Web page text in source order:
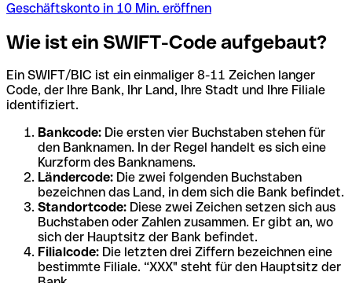
Geschäftskonto in 10 Min. eröffnen
Wie ist ein SWIFT-Code aufgebaut?
Ein SWIFT/BIC ist ein einmaliger 8-11 Zeichen langer
Code, der Ihre Bank, Ihr Land, Ihre Stadt und Ihre Filiale
identifiziert.
Bankcode: Die ersten vier Buchstaben stehen für
den Banknamen. In der Regel handelt es sich eine
Kurzform des Banknamens.
Ländercode: Die zwei folgenden Buchstaben
bezeichnen das Land, in dem sich die Bank befindet.
Standortcode: Diese zwei Zeichen setzen sich aus
Buchstaben oder Zahlen zusammen. Er gibt an, wo
sich der Hauptsitz der Bank befindet.
Filialcode: Die letzten drei Ziffern bezeichnen eine
bestimmte Filiale. “XXX" steht für den Hauptsitz der